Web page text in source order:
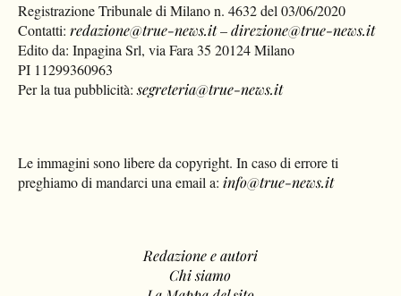
Registrazione Tribunale di Milano n. 4632 del 03/06/2020
Contatti:redazione@true-news.it–direzione@true-news.it
Edito da: Inpagina Srl, via Fara 35 20124 Milano
PI 11299360963
Per la tua pubblicità:segreteria@true-news.it
Le immagini sono libere da copyright. In caso di errore ti
preghiamo di mandarci una email a: info@true-news.it
Redazione e autori
Chi siamo